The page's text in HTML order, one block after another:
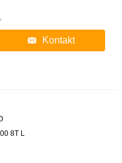
Kontakt
8T L